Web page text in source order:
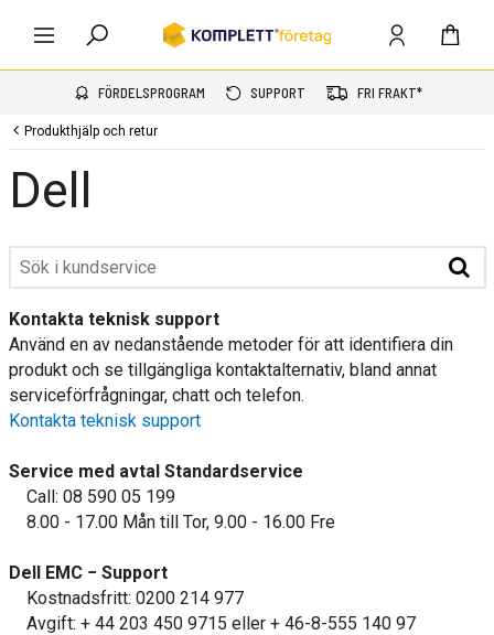
FÖRDELSPROGRAM SUPPORT FRI FRAKT*
Produkthjälp och retur
Dell
Kontakta teknisk support
Använd en av nedanstående metoder för att identifiera din
produkt och se tillgängliga kontaktalternativ, bland annat
serviceförfrågningar, chatt och telefon.
Kontakta teknisk support
Service med avtal Standardservice
Call: 08 590 05 199
8.00 - 17.00 Mån till Tor, 9.00 - 16.00 Fre
Dell EMC − Support
Kostnadsfritt: 0200 214 977
Avgift: + 44 203 450 9715 eller + 46-8-555 140 97